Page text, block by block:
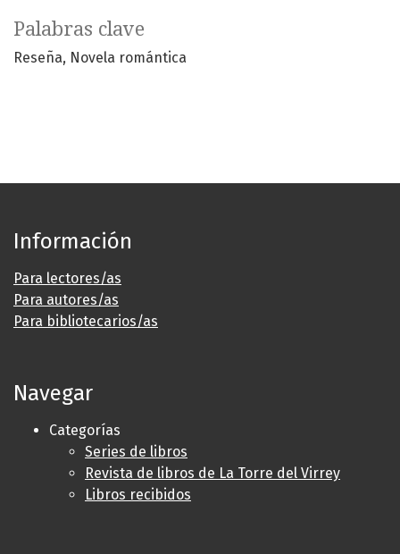
Palabras clave
Reseña Novela romántica
Información
Para lectores/as
Para autores/as
Para bibliotecarios/as
Navegar
Categorías
Series de libros
Revista de libros de La Torre del Virrey
Libros recibidos